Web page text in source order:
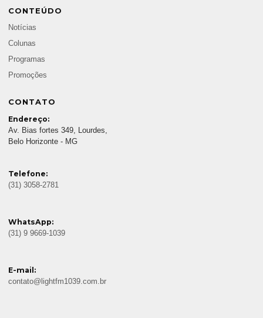
CONTEÚDO
Notícias
Colunas
Programas
Promoções
CONTATO
Endereço:
Av. Bias fortes 349, Lourdes,
Belo Horizonte - MG
Telefone:
(31) 3058-2781
WhatsApp:
(31) 9 9669-1039
E-mail:
contato@lightfm1039.com.br